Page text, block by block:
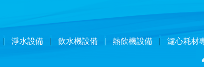
淨水設備 飲水機設備 熱飲機設備 濾心耗材